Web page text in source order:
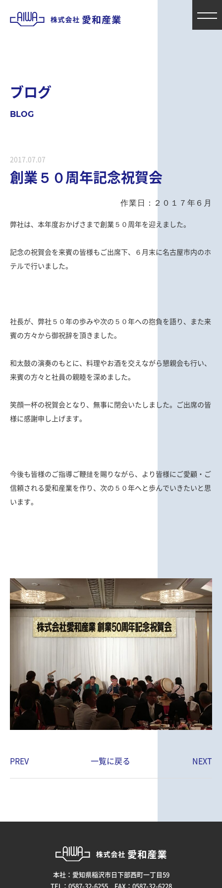
ブログ
BLOG
2017.07.07
創業５０周年記念祝賀会
作業日：２０１７年６月
弊社は、本年度おかげさまで創業５０周年を迎えました。
記念の祝賀会を来賓の皆様もご出席下、６月末に名古屋市内のホ
テルで行いました。
社長が、弊社５０年の歩みや次の５０年への抱負を語り、また来
賓の方々から御祝辞を頂きました。
和太鼓の演奏のもとに、料理やお酒を交えながら懇親会も行い、
来賓の方々と社員の親睦を深めました。
笑顔一杯の祝賀会となり、無事に閉会いたしました。ご出席の皆
様に感謝申し上げます。
今後も皆様のご指導ご鞭撻を賜りながら、より皆様にご愛顧・ご
信頼される愛和産業を作り、次の５０年へと歩んでいきたいと思
います。
PREV 一覧に戻る NEXT
本社：愛知県稲沢市日下部西町一丁目59
TEL：0587-32-6255 FAX：0587-32-6228